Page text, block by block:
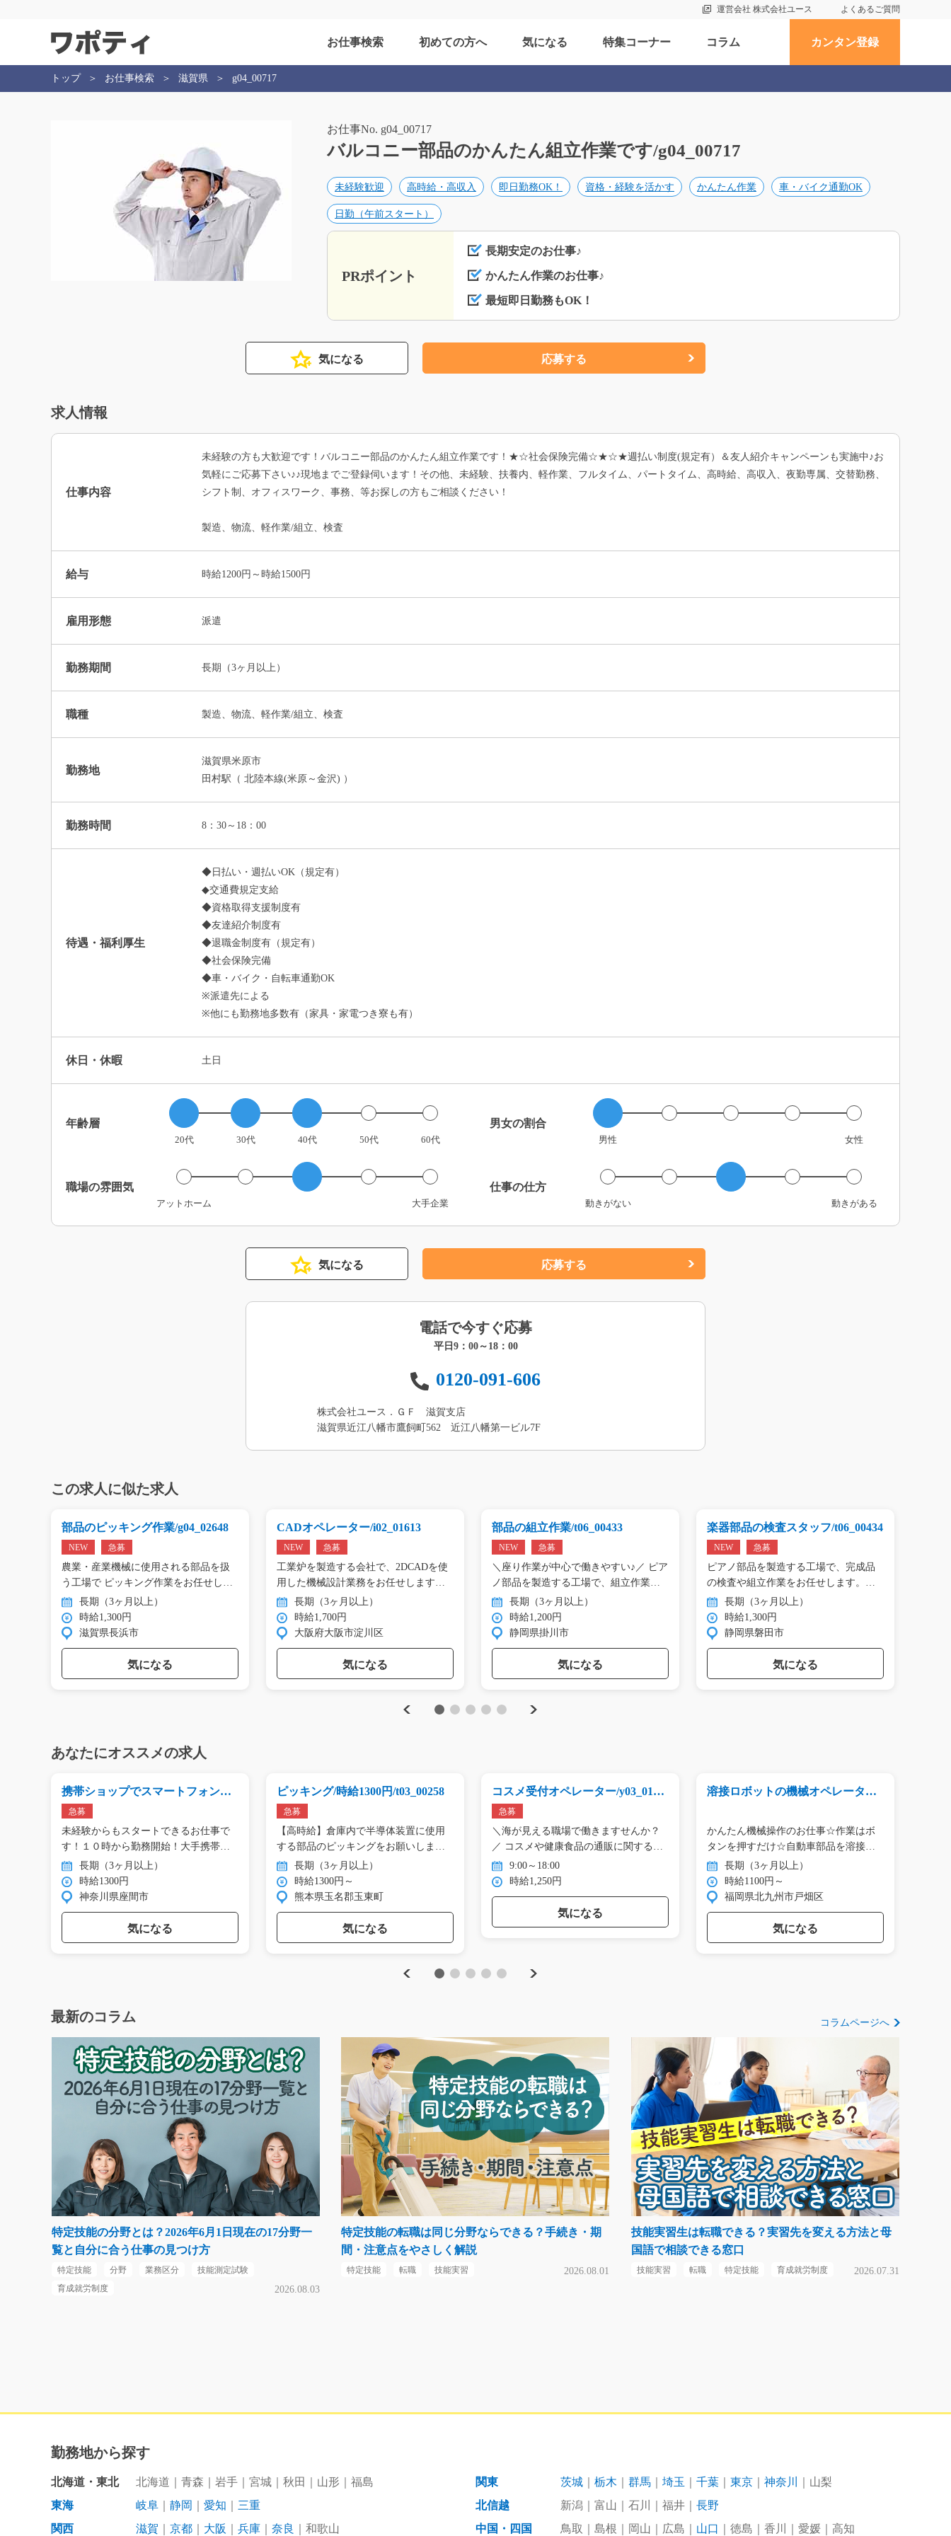
運営会社 株式会社ユース よくあるご質問
お仕事検索 初めての方へ 気になる 特集コーナー コラム カンタン登録
トップ お仕事検索 滋賀県 g04_00717
お仕事No. g04_00717
バルコニー部品のかんたん組立作業です/g04_00717
未経験歓迎 高時給・高収入 即日勤務OK！ 資格・経験を活かす かんたん作業 車・バイク通勤OK
日勤（午前スタート）
PRポイント
長期安定のお仕事♪
かんたん作業のお仕事♪
最短即日勤務もOK！
気になる 応募する
求人情報
仕事内容
未経験の方も大歓迎です！バルコニー部品のかんたん組立作業です！★☆社会保険完備☆★☆★週払い制度(規定有）＆友人紹介キャンペーンも実施中♪お
気軽にご応募下さい♪♪現地までご登録伺います！その他、未経験、扶養内、軽作業、フルタイム、パートタイム、高時給、高収入、夜勤専属、交替勤務、
シフト制、オフィスワーク、事務、等お探しの方もご相談ください！
製造、物流、軽作業/組立、検査
給与 時給1200円～時給1500円
雇用形態 派遣
勤務期間 長期（3ヶ月以上）
職種 製造、物流、軽作業/組立、検査
勤務地
滋賀県米原市
田村駅（ 北陸本線(米原～金沢) ）
勤務時間 8：30～18：00
待遇・福利厚生
◆日払い・週払いOK（規定有）
◆交通費規定支給
◆資格取得支援制度有
◆友達紹介制度有
◆退職金制度有（規定有）
◆社会保険完備
◆車・バイク・自転車通勤OK
※派遣先による
※他にも勤務地多数有（家具・家電つき寮も有）
休日・休暇 土日
年齢層
20代 30代 40代 50代 60代
男女の割合
男性 女性
職場の雰囲気
アットホーム 大手企業
仕事の仕方
動きがない 動きがある
気になる 応募する
電話で今すぐ応募
平日9：00～18：00
0120-091-606
株式会社ユース．ＧＦ 滋賀支店
滋賀県近江八幡市鷹飼町562 近江八幡第一ビル7F
この求人に似た求人
Previous
部品のピッキング作業/g04_02648
NEW 急募
農業・産業機械に使用される部品を扱
う工場で ピッキング作業をお任せし
ま… 長期（3ヶ月以上）
時給1,300円
滋賀県長浜市
気になる
CADオペレーター/i02_01613
NEW 急募
工業炉を製造する会社で、2DCADを使
用した機械設計業務をお任せします。
…
長期（3ヶ月以上）
時給1,700円
大阪府大阪市淀川区
気になる
部品の組立作業/t06_00433
NEW 急募
＼座り作業が中心で働きやすい♪／ ピア
ノ部品を製造する工場で、組立作業…
長期（3ヶ月以上）
時給1,200円
静岡県掛川市
気になる
楽器部品の検査スタッフ/t06_00434
NEW 急募
ピアノ部品を製造する工場で、完成品
の検査や組立作業をお任せします。
目… 長期（3ヶ月以上）
時給1,300円
静岡県磐田市
気になる
Next
あなたにオススメの求人
Previous
携帯ショップでスマートフォンの
販売/g05_00026
急募
未経験からもスタートできるお仕事で
す！１０時から勤務開始！大手携帯
シ… 長期（3ヶ月以上）
時給1300円
神奈川県座間市
気になる
ピッキング/時給1300円/t03_00258
急募
【高時給】倉庫内で半導体装置に使用
する部品のピッキングをお願いしま
す… 長期（3ヶ月以上）
時給1300円～
熊本県玉名郡玉東町
気になる
コスメ受付オペレーター/y03_0173
6急募
＼海が見える職場で働きますせんか？
／ コスメや健康食品の通販に関する…
9:00～18:00
時給1,250円
気になる
溶接ロボットの機械オペレーター
かんたん機械操作のお仕事☆作業はボ
タンを押すだけ☆自動車部品を溶接ロ
ボ… 長期（3ヶ月以上）
時給1100円～
福岡県北九州市戸畑区
気になる
Next
最新のコラム コラムページへ
特定技能の分野とは？2026年6月1日現在の17分野一
覧と自分に合う仕事の見つけ方
特定技能 分野 業務区分
技能測定試験
育成就労制度
2026.08.03
特定技能の転職は同じ分野ならできる？手続き・期
間・注意点をやさしく解説
特定技能 転職 技能実習 2026.08.01
技能実習生は転職できる？実習先を変える方法と母
国語で相談できる窓口
技能実習 転職 特定技能 育成就労制度 2026.07.31
勤務地から探す
北海道・東北 北海道 青森 岩手 宮城 秋田 山形 福島 関東 茨城 栃木 群馬 埼玉 千葉 東京 神奈川
山梨
東海
岐阜 静岡 愛知 三重 北信越 新潟 富山 石川 福井
長野
関西
滋賀 京都 大阪 兵庫 奈良 和歌山 中国・四国 鳥取 島根 岡山 広島 山口 徳島 香川 愛媛 高知